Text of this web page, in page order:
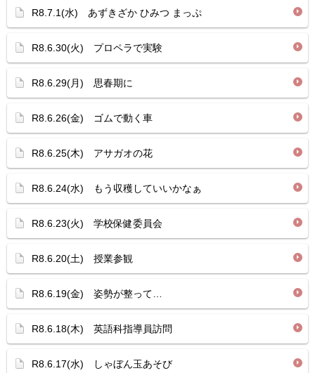
R8.7.1(水) あずきざか ひみつ まっぷ
R8.6.30(火) プロペラで実験
R8.6.29(月) 思春期に
R8.6.26(金) ゴムで動く車
R8.6.25(木) アサガオの花
R8.6.24(水) もう収穫していいかなぁ
R8.6.23(火) 学校保健委員会
R8.6.20(土) 授業参観
R8.6.19(金) 姿勢が整って…
R8.6.18(木) 英語科指導員訪問
R8.6.17(水) しゃぼん玉あそび